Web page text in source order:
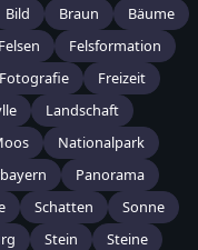
Bild Braun
Bäume
Felsen
Felsformation
Fotografie
Freizeit
Landschaft
Nationalpark
Panorama
Schatten
Sonne
Stein
Steine